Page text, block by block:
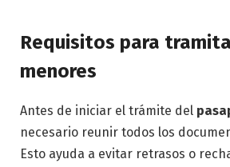
Requisitos para
menores
Antes de iniciar el trámite del
necesario reunir todos los
Esto ayuda a evitar retrasos o